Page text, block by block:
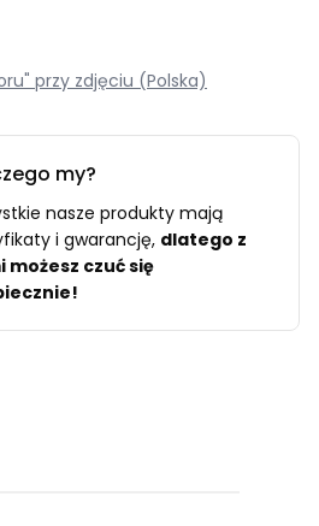
- KOSZT DOSTAWY - wybierz w "polu wyboru" przy zdjęciu (Polska)
my?
nasze produkty mają
i gwarancję, dlatego z
możesz czuć się